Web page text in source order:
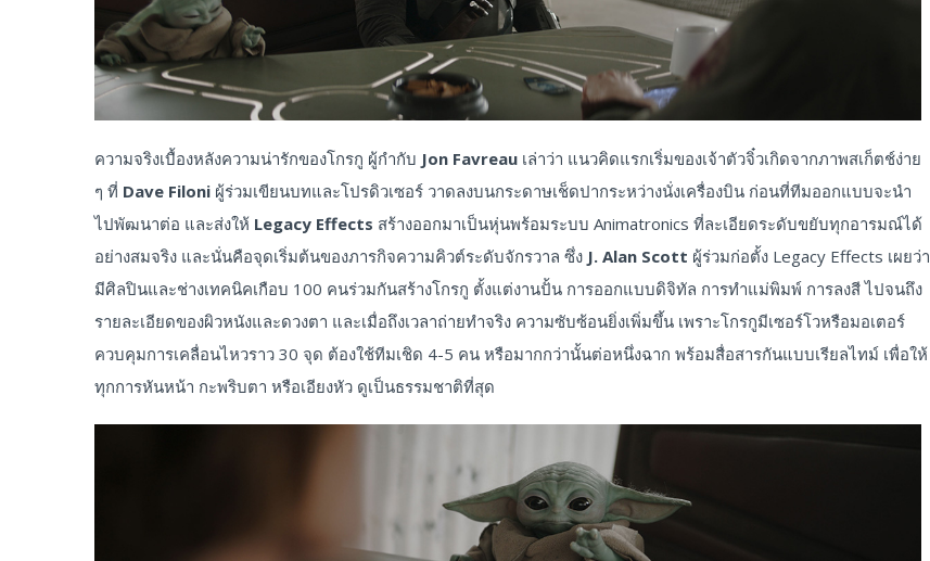
ความจริงเบื้องหลังความน่ารักของโกรกู ผู้กำกับ Jon Favreau เล่าว่า แนวคิดแรกเริ่มของเจ้าตัวจิ๋วเกิดจากภาพสเก็ตช์ง่าย
ๆ ที่ Dave Filoni ผู้ร่วมเขียนบทและโปรดิวเซอร์ วาดลงบนกระดาษเช็ดปากระหว่างนั่งเครื่องบิน ก่อนที่ทีมออกแบบจะนำ
ไปพัฒนาต่อ และส่งให้ Legacy Effects สร้างออกมาเป็นหุ่นพร้อมระบบ Animatronics ที่ละเอียดระดับขยับทุกอารมณ์ได้
อย่างสมจริง และนั่นคือจุดเริ่มต้นของภารกิจความคิวต์ระดับจักรวาล ซึ่ง J. Alan Scott ผู้ร่วมก่อตั้ง Legacy Effects เผยว่า
มีศิลปินและช่างเทคนิคเกือบ 100 คนร่วมกันสร้างโกรกู ตั้งแต่งานปั้น การออกแบบดิจิทัล การทำแม่พิมพ์ การลงสี ไปจนถึง
รายละเอียดของผิวหนังและดวงตา และเมื่อถึงเวลาถ่ายทำจริง ความซับซ้อนยิ่งเพิ่มขึ้น เพราะโกรกูมีเซอร์โวหรือมอเตอร์
ควบคุมการเคลื่อนไหวราว 30 จุด ต้องใช้ทีมเชิด 4-5 คน หรือมากกว่านั้นต่อหนึ่งฉาก พร้อมสื่อสารกันแบบเรียลไทม์ เพื่อให้
ทุกการหันหน้า กะพริบตา หรือเอียงหัว ดูเป็นธรรมชาติที่สุด